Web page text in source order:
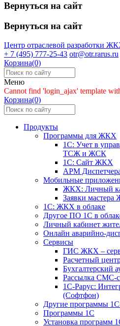
Вернуться на сайт
Вернуться на сайт
Центр отраслевой разработки
+ 7 (495) 777-25-43 otr@otr.rarus.ru
Корзина(0)
Меню
Cannot find 'login_ajax' template
Корзина(0)
Продукты
Программы для ЖКХ
1С: Учет в
ТСЖ и ЖСК
1С: Сайт ЖКХ
АРМ
Мобильные
ЖКХ: Личный
Заявки
1С: ЖКХ в облаке
Другое ПО 1С в
Личный кабинет
Онлайн аварийно-
Сервисы
ГИС ЖКХ –
Расчетный
Бухгалтерский
Рассылка СМС-
1С-Рарус:
(Софтфон)
Другие программы
Программы 1С
Установка программ